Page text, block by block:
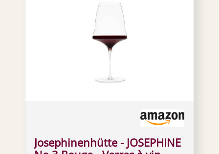
Josephinenhütte - JOSEPHINE